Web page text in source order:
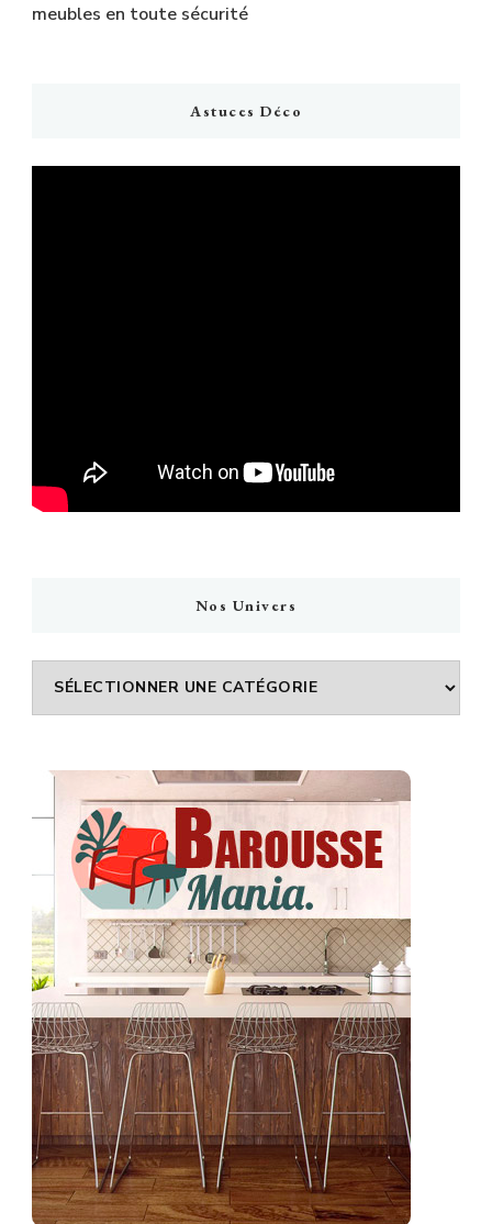
meubles en toute sécurité
Astuces Déco
Nos Univers
Nos
Univers